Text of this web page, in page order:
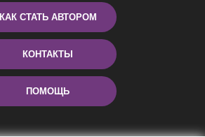
КАК СТАТЬ АВТОРОМ
КОНТАКТЫ
ПОМОЩЬ